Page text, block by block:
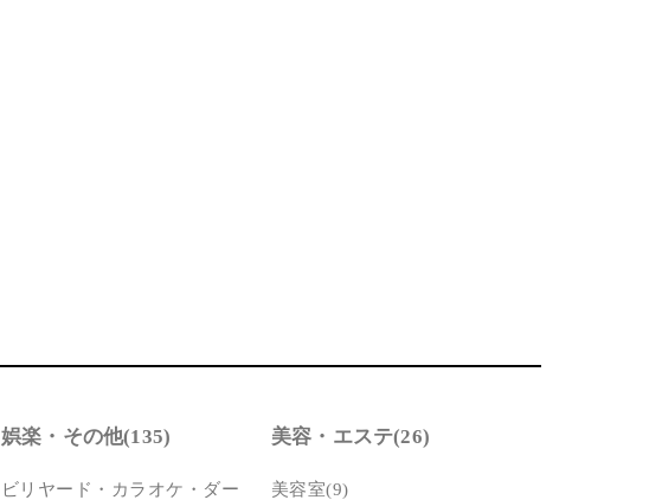
娯楽・その他(135)
ビリヤード・カラオケ・ダー
美容・エステ(26)
美容室(9)